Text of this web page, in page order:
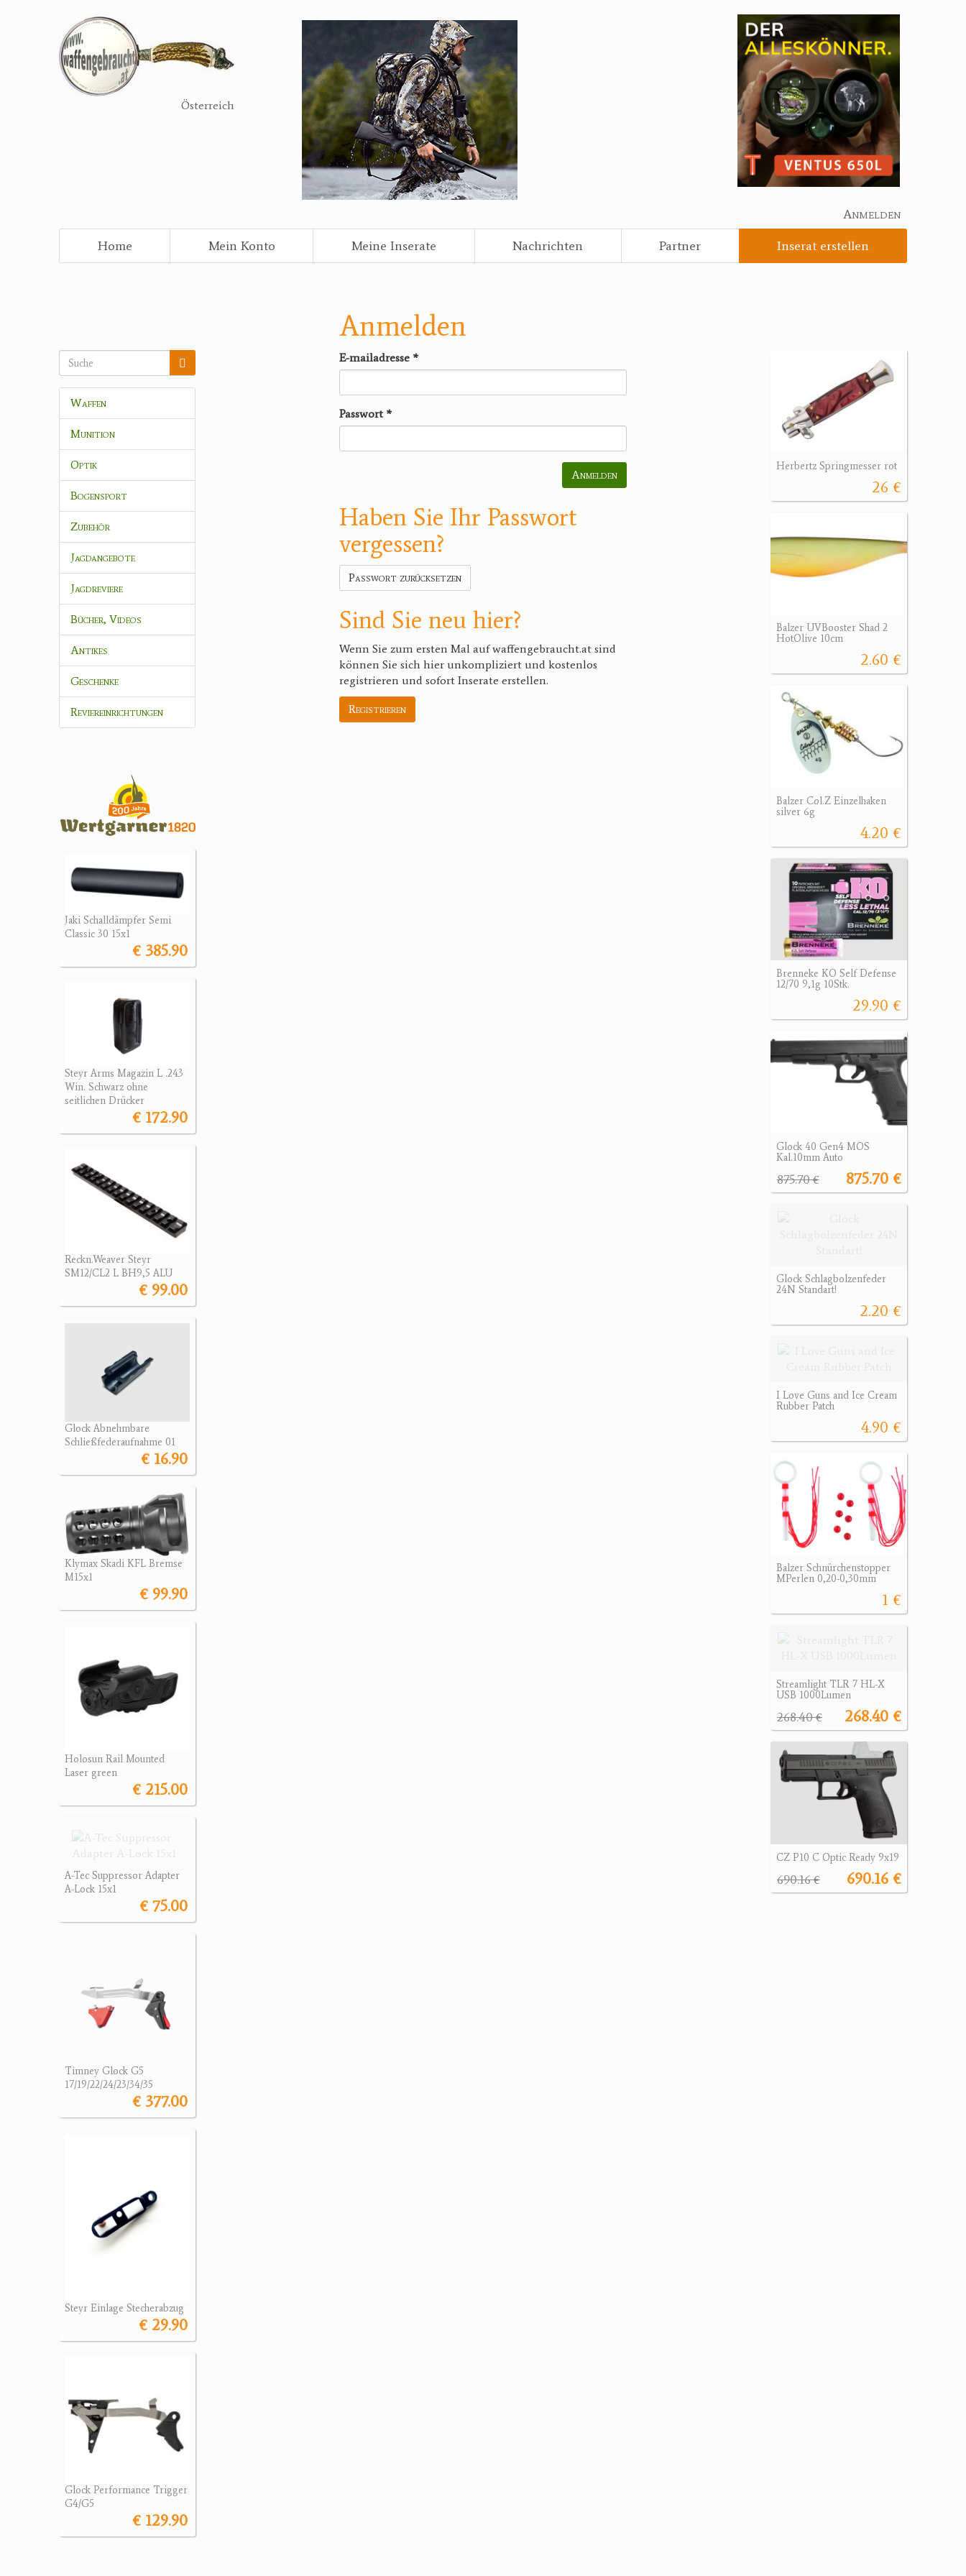
Österreich
Anmelden
Home
Mein Konto Meine Inserate Nachrichten Partner Inserat erstellen
Waffen
Munition
Optik
Bogensport
Zubehör
Jagdangebote
Jagdreviere
Bücher, Videos
Antikes
Geschenke
Reviereinrichtungen
Jaki Schalldämpfer Semi
Classic 30 15x1
€ 385.90
Steyr Arms Magazin L .243
Win. Schwarz ohne
seitlichen Drücker
€ 172.90
Reckn.Weaver Steyr
SM12/CL2 L BH9,5 ALU
€ 99.00
Glock Abnehmbare
Schließfederaufnahme 01
€ 16.90
Klymax Skadi KFL Bremse
M15x1
€ 99.90
Holosun Rail Mounted
Laser green
€ 215.00
A-Tec Suppressor Adapter
A-Lock 15x1
€ 75.00
Timney Glock G5
17/19/22/24/23/34/35
€ 377.00
Steyr Einlage Stecherabzug
€ 29.90
Glock Performance Trigger
G4/G5
€ 129.90
Anmelden
E-mailadresse *
Passwort *
Anmelden
Haben Sie Ihr Passwort
vergessen?
Passwort zurücksetzen
Sind Sie neu hier?
Wenn Sie zum ersten Mal auf waffengebraucht.at sind
können Sie sich hier unkompliziert und kostenlos
registrieren und sofort Inserate erstellen.
Registrieren
Herbertz Springmesser rot
26 €
Balzer UVBooster Shad 2
HotOlive 10cm
2.60 €
Balzer Col.Z Einzelhaken
silver 6g
4.20 €
Brenneke KO Self Defense
12/70 9,1g 10Stk.
29.90 €
Glock 40 Gen4 MOS
Kal.10mm Auto
875.70 €
875.70 €
Glock Schlagbolzenfeder
24N Standart!
2.20 €
I Love Guns and Ice Cream
Rubber Patch
4.90 €
Balzer Schnürchenstopper
MPerlen 0,20-0,30mm
1 €
Streamlight TLR 7 HL-X
USB 1000Lumen
268.40 €
268.40 €
CZ P10 C Optic Ready 9x19
690.16 €
690.16 €